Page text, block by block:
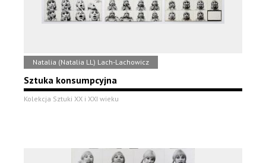
Natalia (Natalia LL) Lach-Lachowicz
Sztuka konsumpcyjna
Kolekcja Sztuki XX i XXI wieku